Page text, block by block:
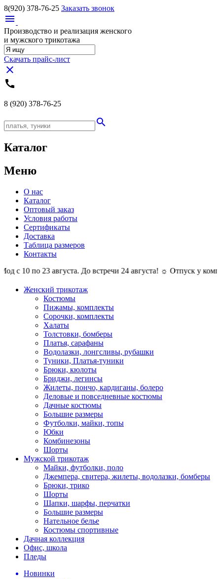
8(920) 378-76-25 Заказать звонок
menu
Производство и реализация женского
и мужского трикотажа
Скачать прайс-лист
close
call
8 (920) 378-76-25
search
Каталог
Меню
О нас
Каталог
Оптовый заказ
Условия работы
Сертификаты
Доставка
Таблица размеров
Контакты
по 23 августа. До встречи 24 августа! ☼ Отпуск у
Женский трикотаж
Костюмы
Пижамы, комплекты
Сорочки, комплекты
Халаты
Толстовки, бомберы
Платья, сарафаны
Водолазки, лонгсливы, рубашки
Туники, Платья-туники
Брюки, кюлоты
Бриджи, легинсы
Жилеты, пончо, кардиганы, болеро
Деловые и повседневные костюмы
Дачные костюмы
Большие размеры
Футболки, майки, топы
Юбки
Комбинезоны
Шорты
Мужской трикотаж
Майки, футболки, поло
Джемпера, свитера, жилеты, водолазки, бомберы
Брюки, трико
Шорты
Шапки, шарфы, перчатки
Большие размеры
Нательное белье
Костюмы спортивные
Дачная коллекция
Офис, школа
Пледы
Новинки